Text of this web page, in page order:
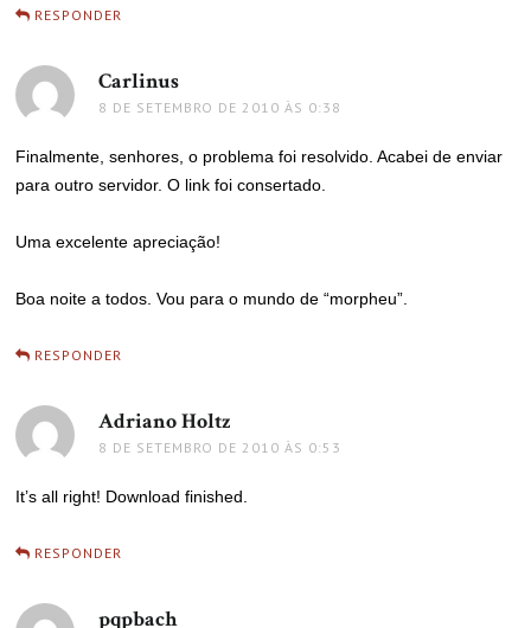
RESPONDER
Carlinus
8 DE SETEMBRO DE 2010 ÀS 0:38
Finalmente, senhores, o problema foi resolvido. Acabei de enviar
para outro servidor. O link foi consertado.
Uma excelente apreciação!
Boa noite a todos. Vou para o mundo de “morpheu”.
RESPONDER
Adriano Holtz
8 DE SETEMBRO DE 2010 ÀS 0:53
It’s all right! Download finished.
RESPONDER
pqpbachdisse: